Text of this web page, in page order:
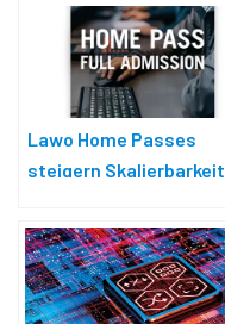
Lawo Home Passes
steigern Skalierbarkeit